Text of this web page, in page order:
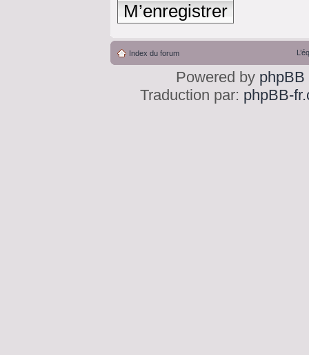
M’enregistrer
Index du forum
Powered by phpBB
Traduction par: phpBB-